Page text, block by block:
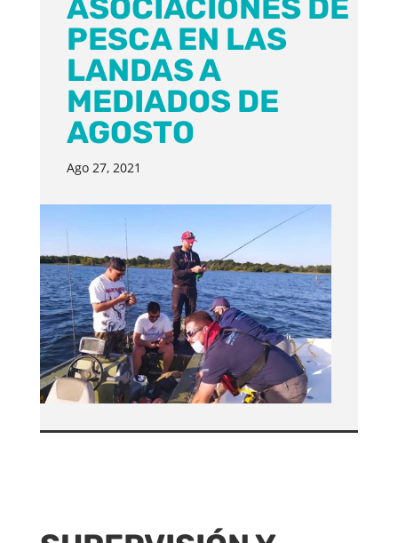
ASOCIACIONES DE
PESCA EN LAS
LANDAS A
MEDIADOS DE
AGOSTO
Ago 27, 2021